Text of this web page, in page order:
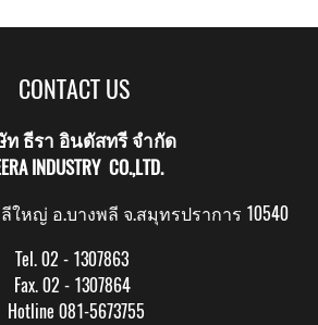
CONTACT US
ท ธีรา อินดัสทรี จำกัด
INDUSTRY CO.,LTD.
ใหญ่ อ.บางพลี จ.สมุทรปราการ 10540
Tel. 02 - 1307863
Fax. 02 - 1307864
Hotline 081-5673755